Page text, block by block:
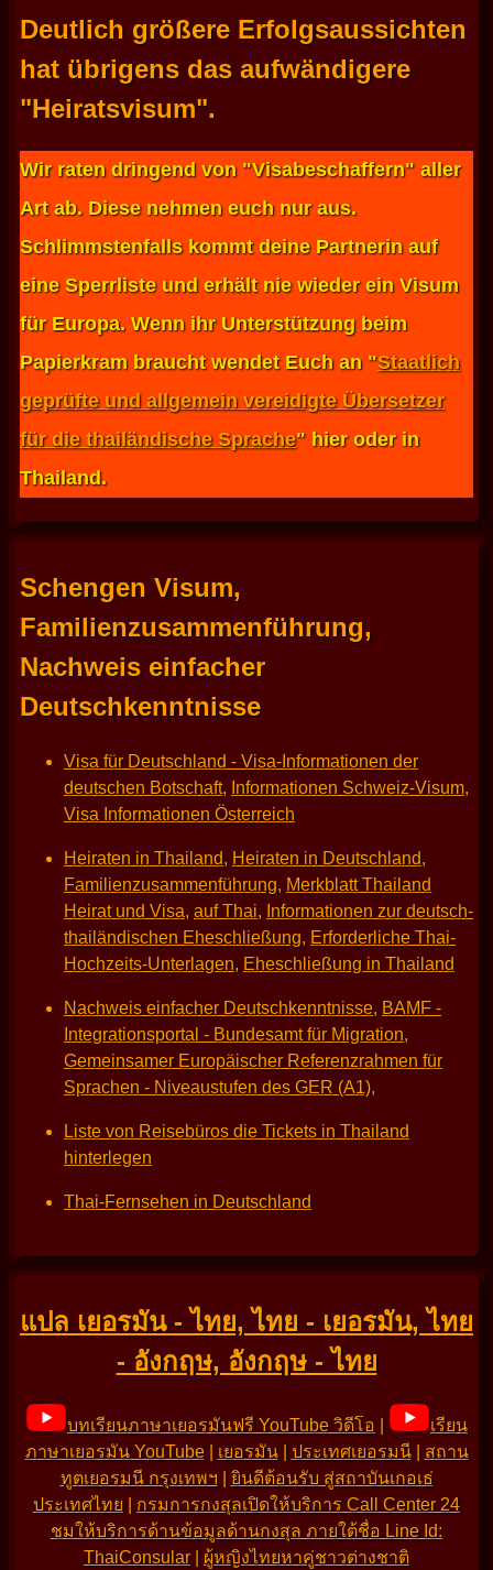
Deutlich größere Erfolgsaussichten
hat übrigens das aufwändigere
"Heiratsvisum".
Wir raten dringend von "Visabeschaffern" aller
Art ab. Diese nehmen euch nur aus.
Schlimmstenfalls kommt deine Partnerin auf
eine Sperrliste und erhält nie wieder ein Visum
für Europa. Wenn ihr Unterstützung beim
Papierkram braucht wendet Euch an "Staatlich
geprüfte und allgemein vereidigte Übersetzer
für die thailändische Sprache" hier oder in
Thailand.
Schengen Visum,
Familienzusammenführung,
Nachweis einfacher
Deutschkenntnisse
Visa für Deutschland - Visa-Informationen der
deutschen Botschaft, Informationen Schweiz-Visum,
Visa Informationen Österreich
Heiraten in Thailand, Heiraten in Deutschland,
Familienzusammenführung, Merkblatt Thailand
Heirat und Visa, auf Thai, Informationen zur deutsch-
thailändischen Eheschließung, Erforderliche Thai-
Hochzeits-Unterlagen, Eheschließung in Thailand
Nachweis einfacher Deutschkenntnisse, BAMF -
Integrationsportal - Bundesamt für Migration,
Gemeinsamer Europäischer Referenzrahmen für
Sprachen - Niveaustufen des GER (A1),
Liste von Reisebüros die Tickets in Thailand
hinterlegen
Thai-Fernsehen in Deutschland
แปล เยอรมัน - ไทย, ไทย - เยอรมัน, ไทย
- อังกฤษ, อังกฤษ - ไทย
บทเรียนภาษาเยอรมันฟรี YouTube วิดีโอ
เรียน
ภาษาเยอรมัน YouTube| เยอรมัน| ประเทศเยอรมนี| สถาน
ทูตเยอรมนี กรุงเทพฯ| ยินดีต้อนรับ สู่สถาบันเกอเธ่
ประเทศไทย
กรมการกงสุลเปิดให้บริการ Call Center 24
ชมให้บริการด้านข้อมูลด้านกงสุล ภายใต้ชื่อ Line Id:
ThaiConsular
ผู้หญิงไทยหาคู่ชาวต่างชาติ